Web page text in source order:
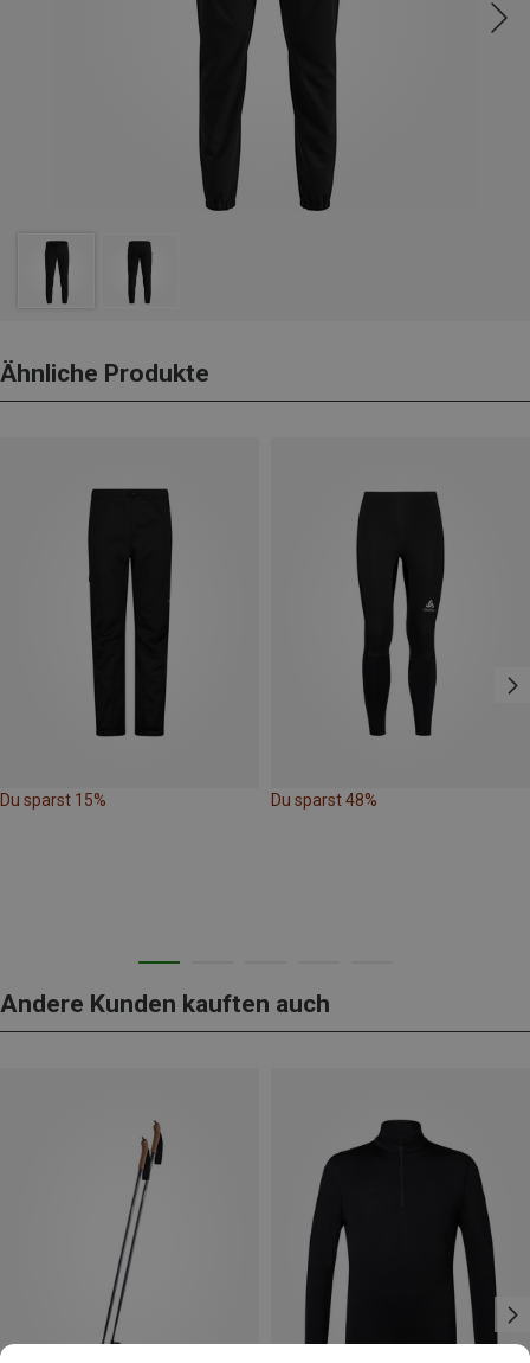
Ähnliche Produkte
Du sparst 15% Du sparst 48%
Andere Kunden kauften auch